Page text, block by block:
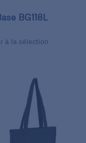
BG118L
à la sélection